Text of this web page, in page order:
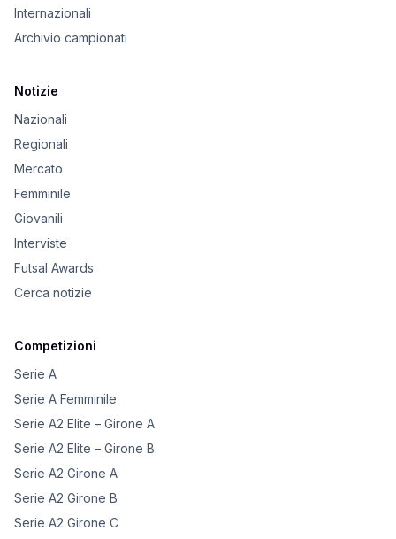
Internazionali
Archivio campionati
Notizie
Nazionali
Regionali
Mercato
Femminile
Giovanili
Interviste
Futsal Awards
Cerca notizie
Competizioni
Serie A
Serie A Femminile
Serie A2 Elite – Girone A
Serie A2 Elite – Girone B
Serie A2 Girone A
Serie A2 Girone B
Serie A2 Girone C